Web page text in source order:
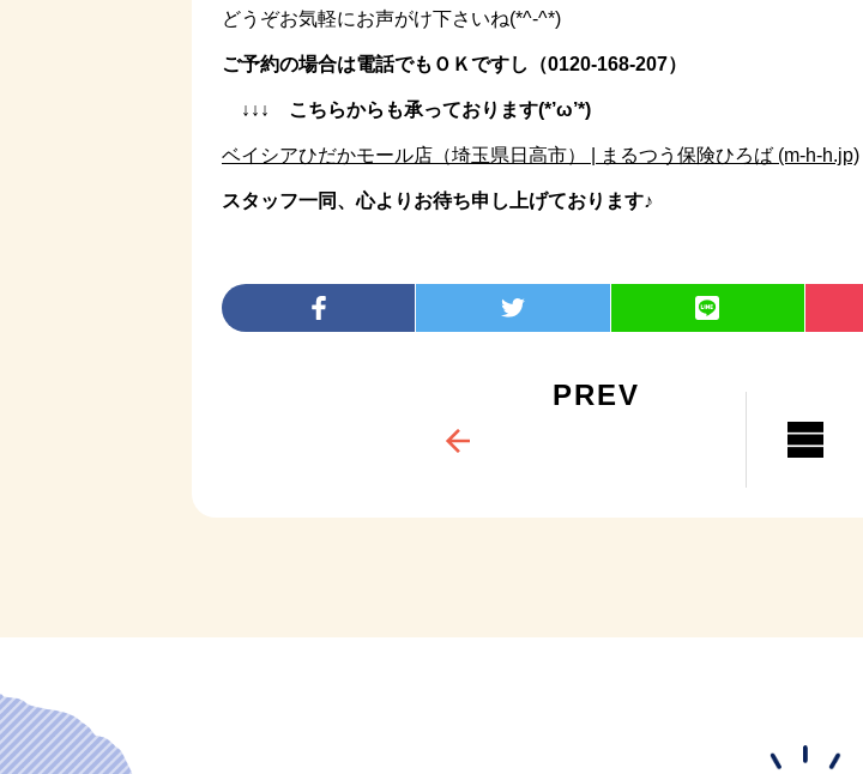
どうぞお気軽にお声がけ下さいね(*^-^*)
ご予約の場合は電話でもＯＫですし（0120-168-207）
↓↓↓ こちらからも承っております(*’ω’*)
ベイシアひだかモール店（埼玉県日高市） | まるつう保険ひろば (m-h-h.jp)
スタッフ一同、心よりお待ち申し上げております♪
PREV